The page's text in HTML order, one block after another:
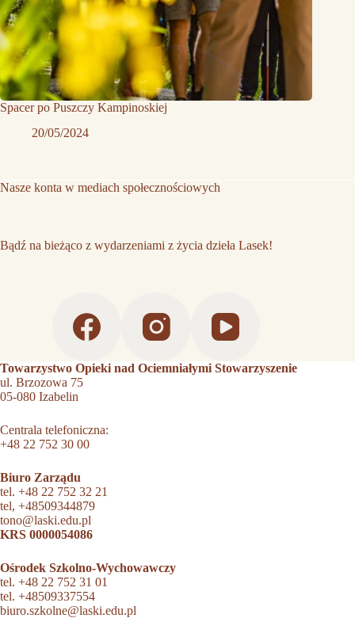
Spacer po Puszczy Kampinoskiej
20/05/2024
Nasze konta w mediach społecznościowych
Bądź na bieżąco z wydarzeniami z życia dzieła Lasek!
Towarzystwo Opieki nad Ociemniałymi Stowarzyszenie
ul. Brzozowa 75
05-080 Izabelin
Centrala telefoniczna:
+48 22 752 30 00
Biuro Zarządu
tel. +48 22 752 32 21
tel, +48509344879
tono@laski.edu.pl
KRS 0000054086
Ośrodek Szkolno-Wychowawczy
tel. +48 22 752 31 01
tel. +48509337554
biuro.szkolne@laski.edu.pl